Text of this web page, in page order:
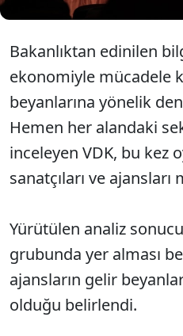
Bakanlıktan edinilen
ekonomiyle mücadele
beyanlarına yönelik
Hemen her alandaki
inceleyen VDK, bu kez
sanatçıları ve ajansları
Yürütülen analiz
grubunda yer alması
ajansların gelir
olduğu belirlendi.